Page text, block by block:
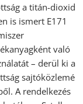
a titán-dioxid
is ismert E171
való
– derül ki a
sajtóközlemé
A rendelkezés